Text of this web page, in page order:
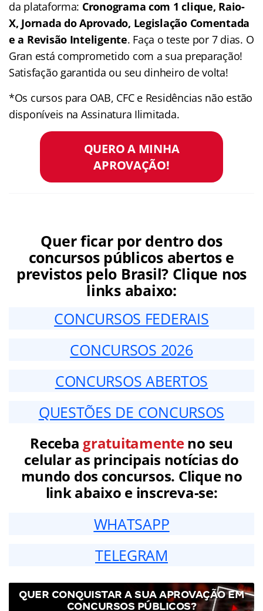
da plataforma: Cronograma com 1 clique, Raio-
X, Jornada do Aprovado, Legislação Comentada
e a Revisão Inteligente. Faça o teste por 7 dias. O
Gran está comprometido com a sua preparação!
Satisfação garantida ou seu dinheiro de volta!
*Os cursos para OAB, CFC e Residências não estão
disponíveis na Assinatura Ilimitada.
QUERO A MINHA
APROVAÇÃO!
Quer ficar por dentro dos
concursos públicos abertos e
previstos pelo Brasil? Clique nos
links abaixo:
CONCURSOS FEDERAIS
CONCURSOS 2026
CONCURSOS ABERTOS
QUESTÕES DE CONCURSOS
Receba gratuitamenteno seu
celular as principais notícias do
mundo dos concursos. Clique no
link abaixo e inscreva-se:
WHATSAPP
TELEGRAM
QUER CONQUISTAR A SUA APROVAÇÃO EM
CONCURSOS PÚBLICOS?